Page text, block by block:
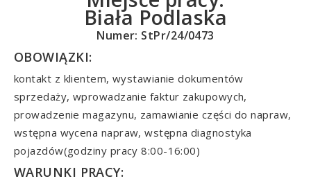
Biała Podlaska
Numer: StPr/24/0473
OBOWIĄZKI:
kontakt z klientem, wystawianie dokumentów
sprzedaży, wprowadzanie faktur zakupowych,
prowadzenie magazynu, zamawianie części do napraw,
wstępna wycena napraw, wstępna diagnostyka
pojazdów(godziny pracy 8:00-16:00)
WARUNKI PRACY: